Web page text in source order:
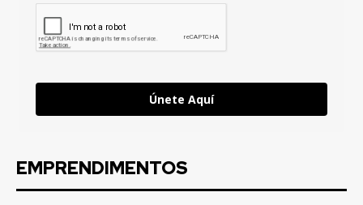
Únete Aquí
EMPRENDIMENTOS